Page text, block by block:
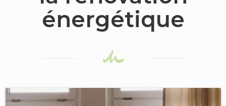
énergétique